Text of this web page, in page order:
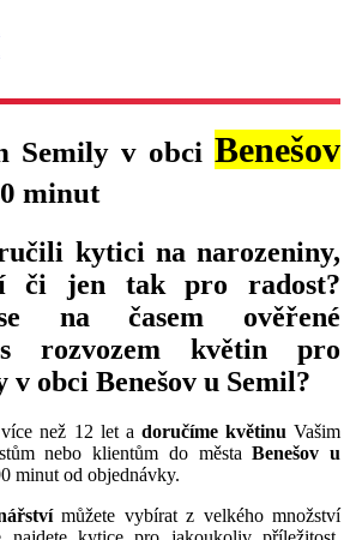
Semily v obci Benešov
minut
kytici na narozeniny,
či jen tak pro radost?
na časem ověřené
rozvozem květin pro
obci Benešov u Semil?
než 12 let a doručíme květinuVašim
nebo klientům do městaBenešov u
minut od objednávky.
můžete vybírat z velkého množství